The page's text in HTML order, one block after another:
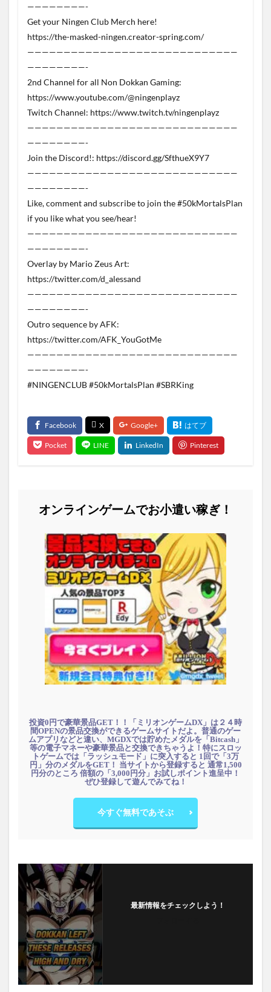
————————-
Get your Ningen Club Merch here!
https://the-masked-ningen.creator-spring.com/
—————————————————————————————
————————-
2nd Channel for all Non Dokkan Gaming:
https://www.youtube.com/@ningenplayz
Twitch Channel: https://www.twitch.tv/ningenplayz
—————————————————————————————
————————-
Join the Discord!: https://discord.gg/SfthueX9Y7
—————————————————————————————
————————-
Like, comment and subscribe to join the #50kMortalsPlan
if you like what you see/hear!
—————————————————————————————
————————-
Overlay by Mario Zeus Art:
https://twitter.com/d_alessand
—————————————————————————————
————————-
Outro sequence by AFK:
https://twitter.com/AFK_YouGotMe
—————————————————————————————
————————-
#NINGENCLUB #50kMortalsPlan #SBRKing
オンラインゲームでお小遣い稼ぎ！
投資0円で豪華景品GET！！「ミリオンゲームDX」は２４時
間OPENの景品交換ができるゲームサイトだよ。普通のゲー
ムアプリなどと違い、MGDXでは貯めたメダルを「Bitcash」
等の電子マネーや豪華景品と交換できちゃうよ！特にスロッ
トゲームでは「ラッシュモード」に突入すると 1回で「3万
円」分のメダルをGET！ 当サイトから登録すると 通常1,500
円分のところ 倍額の「3,000円分」お試しポイント進呈中！
ぜひ登録して遊んでみてね！
今すぐ無料であそぶ
最新情報をチェックしよう！